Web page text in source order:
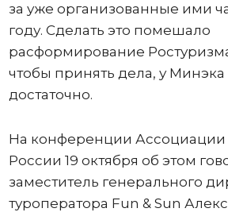
за уже организованные ими
году. Сделать это помешало
расформирование
чтобы принять дела, у
достаточно.
На конференции
России 19 октября об этом
заместитель генерального
туроператора Fun & Sun